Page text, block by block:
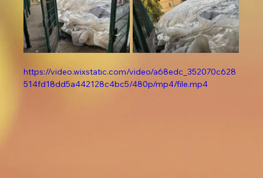
https://video.wixstatic.com/video/a68edc_352070c628
514fd18dd5a442128c4bc5/480p/mp4/file.mp4